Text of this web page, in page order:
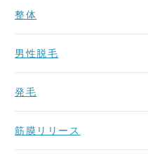
整体
男性脱毛
発毛
筋膜リリース